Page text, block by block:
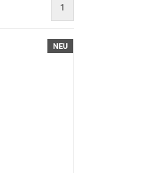
1
NEU